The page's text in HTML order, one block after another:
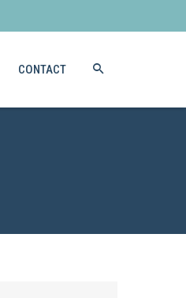
CONTACT